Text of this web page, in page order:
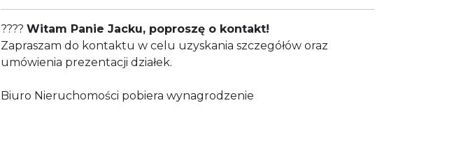
???? Witam Panie Jacku, poproszę o kontakt!
Zapraszam do kontaktu w celu uzyskania szczegółów oraz
umówienia prezentacji działek.
Biuro Nieruchomości pobiera wynagrodzenie